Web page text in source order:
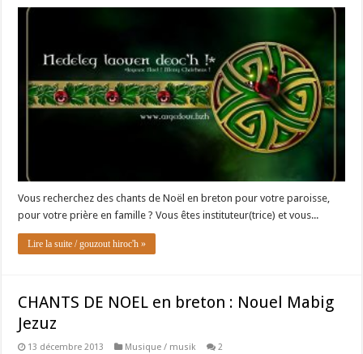
Vous recherchez des chants de Noël en breton pour votre paroisse,
pour votre prière en famille ? Vous êtes instituteur(trice) et vous...
Lire la suite / gouzout hiroc'h »
CHANTS DE NOEL en breton : Nouel Mabig
Jezuz
13 décembre 2013 Musique / musik 2